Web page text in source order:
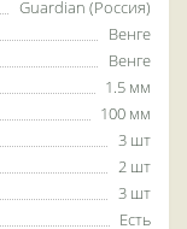
Guardian (Россия)
Венге
Венге
1.5 мм
100 мм
3 шт
2 шт
3 шт
Есть